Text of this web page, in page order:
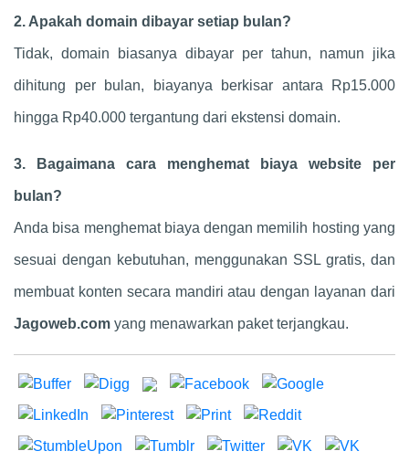
2. Apakah domain dibayar setiap bulan?
Tidak, domain biasanya dibayar per tahun, namun jika
dihitung per bulan, biayanya berkisar antara Rp15.000
hingga Rp40.000 tergantung dari ekstensi domain.
3. Bagaimana cara menghemat biaya website per
bulan?
Anda bisa menghemat biaya dengan memilih hosting yang
sesuai dengan kebutuhan, menggunakan SSL gratis, dan
membuat konten secara mandiri atau dengan layanan dari
Jagoweb.com yang menawarkan paket terjangkau.